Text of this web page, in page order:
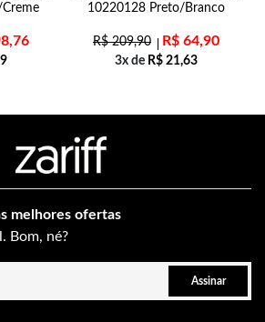
10220128 Preto/Branco
R$209,90 R$ 64,90
3x de R$ 21,63
melhores ofertas
Bom, né?
Assinar